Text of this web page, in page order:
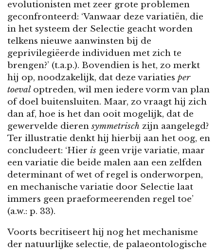
evolutionisten met zeer grote problemen
geconfronteerd: ‘Vanwaar deze variatiën, die
in het systeem der Selectie geacht worden
telkens nieuwe aanwinsten bij de
geprivilegiëerde individuen met zich te
brengen?’ (t.a.p.). Bovendien is het, zo merkt
hij op, noodzakelijk, dat deze variaties per
toevaloptreden, wil men iedere vorm van plan
of doel buitensluiten. Maar, zo vraagt hij zich
dan af, hoe is het dan ooit mogelijk, dat de
gewervelde dierensymmetrisch zijn aangelegd?
Ter illustratie denkt hij hierbij aan het oog, en
concludeert: ‘Hier is geen vrije variatie, maar
een variatie die beide malen aan een zelfden
determinant of wet of regel is onderworpen,
en mechanische variatie door Selectie laat
immers geen praeformeerenden regel toe’
(a.w.: p. 33).
Voorts becritiseert hij nog het mechanisme
der natuurlijke selectie, de palaeontologische